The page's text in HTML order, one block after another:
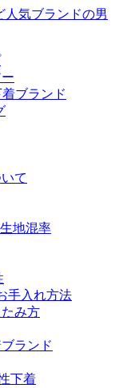
ブランド
て
地混率
手入れ方法
み方
ランド
下着